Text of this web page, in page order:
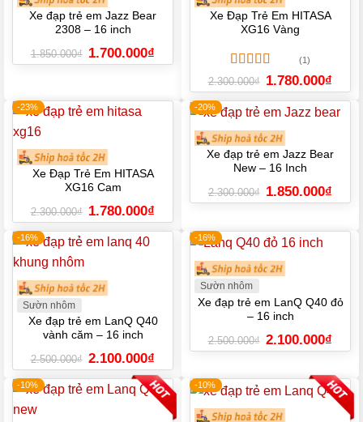
Xe đạp trẻ em Jazz Bear
2308 – 16 inch
1.850.000₫ Giá
gốc
1.700.000₫
hiện
1.700.000₫.
Xe Đạp Trẻ Em HITASA
XG16 Vàng
Được xếp
hạng5.005
sao
(1)
2.300.000₫ Giá
gốc
là:
2.300.000₫.
1.780.000₫
hiện
tại
là:
-23%
Xe Đạp Trẻ Em HITASA
XG16 Cam
2.300.000₫ Giá
gốc
là:
2.300.000₫.
1.780.000₫
hiện
tại
1.780.000₫.
-20%
Xe đạp trẻ em Jazz Bear
New – 16 Inch
2.300.000₫ Giá
gốc
1.850.000₫
hiện
-16%
Sườn nhôm
Xe đạp trẻ em LanQ Q40
vành căm – 16 inch
2.500.000₫ Giá
gốc
là:
2.500.000₫.
2.100.000₫
hiện
tại
là:
2.100.000₫.
-16%
Sườn nhôm
Xe đạp trẻ em LanQ Q40 đỏ
– 16 inch
2.500.000₫ Giá
gốc
2.100.000₫
hiện
-10% -10%